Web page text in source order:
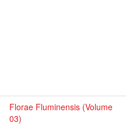
Florae Fluminensis (Volume
03)